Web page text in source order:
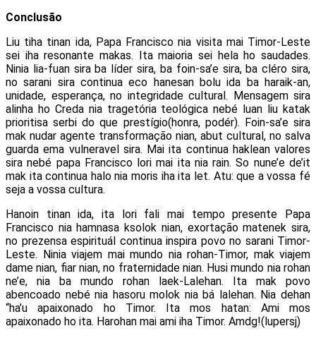
Conclusão
Liu tiha tinan ida, Papa Francisco nia visita mai Timor-Leste
sei iha resonante makas. Ita maioria sei hela ho saudades.
Ninia lia-fuan sira ba líder sira, ba foin-sa’e sira, ba cléro sira,
no sarani sira continua eco hanesan bolu ida ba haraik-an,
unidade, esperança, no integridade cultural. Mensagem sira
alinha ho Creda nia tragetória teológica nebé luan liu katak
prioritisa serbi do que prestígio(honra, podér). Foin-sa’e sira
mak nudar agente transformação nian, abut cultural, no salva
guarda ema vulneravel sira. Mai ita continua haklean valores
sira nebé papa Francisco lori mai ita nia rain. So nune’e de’it
mak ita continua halo nia moris iha ita let. Atu: que a vossa fé
seja a vossa cultura.
Hanoin tinan ida, ita lori fali mai tempo presente Papa
Francisco nia hamnasa ksolok nian, exortação matenek sira,
no prezensa espirituál continua inspira povo no sarani Timor-
Leste. Ninia viajem mai mundo nia rohan-Timor, mak viajem
dame nian, fiar nian, no fraternidade nian. Husi mundo nia rohan
ne’e, nia ba mundo rohan laek-Lalehan. Ita mak povo
abencoado nebé nia hasoru molok nia bá lalehan. Nia dehan
“ha’u apaixonado ho Timor. Ita mos hatan: Ami mos
apaixonado ho ita. Harohan mai ami iha Timor. Amdg!(lupersj)